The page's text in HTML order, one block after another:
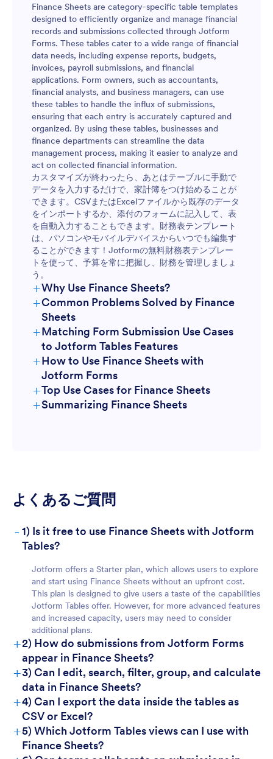
Finance Sheets are category-specific table templates
designed to efficiently organize and manage financial
records and submissions collected through Jotform
Forms. These tables cater to a wide range of financial
data needs, including expense reports, budgets,
invoices, payroll submissions, and financial
applications. Form owners, such as accountants,
financial analysts, and business managers, can use
these tables to handle the influx of submissions,
ensuring that each entry is accurately captured and
organized. By using these tables, businesses and
finance departments can streamline the data
management process, making it easier to analyze and
act on collected financial information.
カスタマイズが終わったら、あとはテーブルに手動で
データを入力するだけで、家計簿をつけ始めることが
できます。CSVまたはExcelファイルから既存のデータ
をインポートするか、添付のフォームに記入して、表
を自動入力することもできます。財務表テンプレート
は、パソコンやモバイルデバイスからいつでも編集す
ることができます！Jotformの無料財務表テンプレー
トを使って、予算を常に把握し、財務を管理しましょ
う。
+Why Use Finance Sheets?
+Common Problems Solved by Finance
Sheets
+Matching Form Submission Use Cases
to Jotform Tables Features
+How to Use Finance Sheets with
Jotform Forms
+Top Use Cases for Finance Sheets
For Form Owners:
For Teams:
For Managers:
+Summarizing Finance Sheets
よくあるご質問
- 1) Is it free to use Finance Sheets with Jotform
Tables?
Jotform offers a Starter plan, which allows users to explore
and start using Finance Sheets without an upfront cost.
This plan is designed to give users a taste of the capabilities
Jotform Tables offer. However, for more advanced features
and increased capacity, users may need to consider
additional plans.
+2) How do submissions from Jotform Forms
appear in Finance Sheets?
+3) Can I edit, search, filter, group, and calculate
data in Finance Sheets?
+4) Can I export the data inside the tables as
CSV or Excel?
+5) Which Jotform Tables views can I use with
Finance Sheets?